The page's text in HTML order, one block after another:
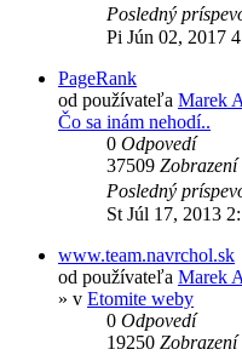
Posledný
Pi Jún 02, 2017
PageRank
od používateľa Marek
Čo sa inám nehodí..
0 Odpovedí
37509 Zobrazení
Posledný
St Júl 17, 2013
www.team.navrchol.sk
od používateľa Marek
» v Etomite weby
0 Odpovedí
19250 Zobrazení